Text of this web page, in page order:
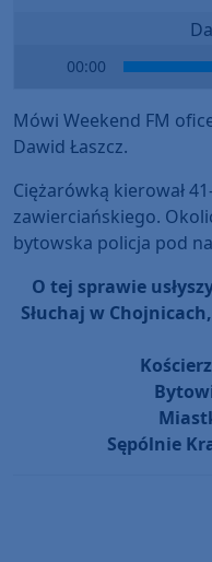
00:00
Mówi Weekend FM
Dawid Łaszcz.
Ciężarówką kierował
zawierciańskiego.
bytowska policja pod
O tej sprawie
Słuchaj w
Sępólnie